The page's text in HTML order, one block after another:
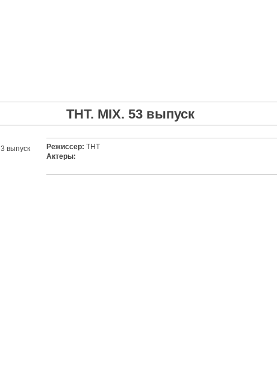
ТНТ. MIX. 53 выпуск
Режиссер: ТНТ
Актеры: